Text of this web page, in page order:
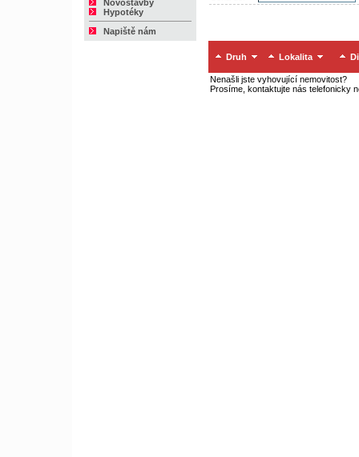
Novostavby
Hypotéky
Napiště nám
Druh Lokalita
Nenašli jste vyhovující nemovitost?
Prosíme, kontaktujte nás telefonicky